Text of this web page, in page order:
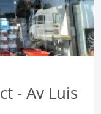
- Av Luis